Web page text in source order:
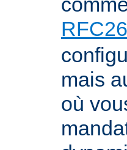
mais
où